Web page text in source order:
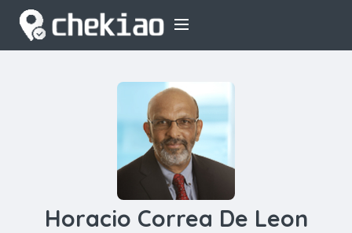
Horacio Correa De Leon